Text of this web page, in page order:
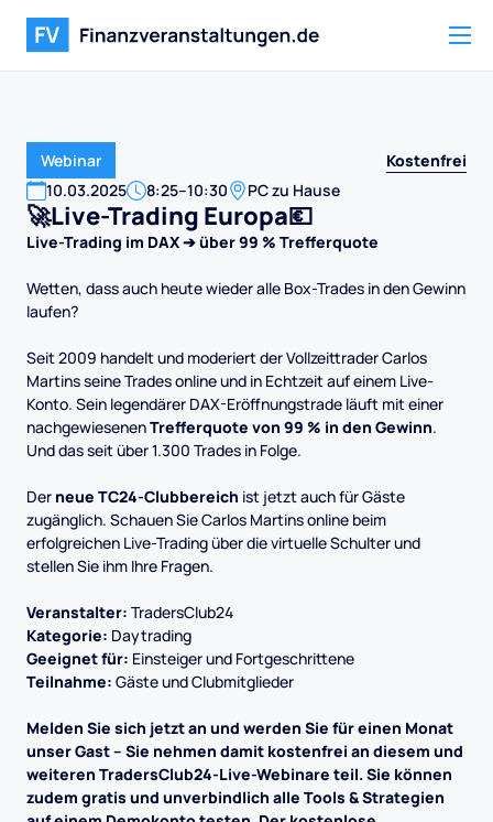
Webinar
Kostenfrei
10.03.2025 8:25–10:30 PC zu Hause
🚀Live-Trading Europa💶
Live-Trading im DAX ➔ über 99 % Trefferquote
Wetten, dass auch heute wieder alle Box-Trades in den Gewinn
laufen?
Seit 2009 handelt und moderiert der Vollzeittrader Carlos
Martins seine Trades online und in Echtzeit auf einem Live-
Konto. Sein legendärer DAX-Eröffnungstrade läuft mit einer
nachgewiesenenTrefferquote von 99 % in den Gewinn.
Und das seit über 1.300 Trades in Folge.
Der neue TC24-Clubbereich ist jetzt auch für Gäste
zugänglich. Schauen Sie Carlos Martins online beim
erfolgreichen Live-Trading über die virtuelle Schulter und
stellen Sie ihm Ihre Fragen.
Veranstalter: TradersClub24
Kategorie: Daytrading
Geeignet für: Einsteiger und Fortgeschrittene
Teilnahme: Gäste und Clubmitglieder
Melden Sie sich jetzt an und werden Sie für einen Monat
unser Gast – Sie nehmen damit kostenfrei an diesem und
weiteren TradersClub24-Live-Webinare teil. Sie können
zudem gratis und unverbindlich alle Tools & Strategien